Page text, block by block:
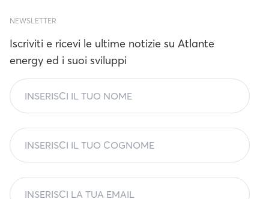
NEWSLETTER
Iscriviti e ricevi le ultime notizie su Atlante
energy ed i suoi sviluppi